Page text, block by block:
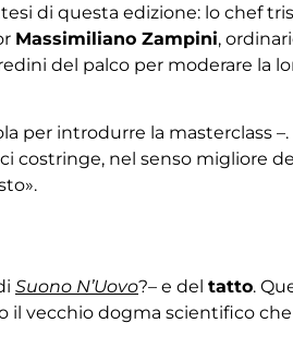
di questa edizione: lo chef
Massimiliano Zampini,
del palco per moderare la
per introdurre la masterclass –.
costringe, nel senso migliore
Suono N’Uovo?– e del tatto.
il vecchio dogma scientifico